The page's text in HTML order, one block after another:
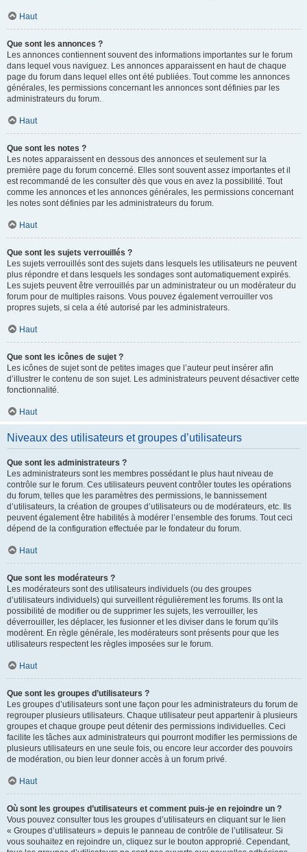
Haut
Que sont les annonces ?
Les annonces contiennent souvent des informations importantes sur le forum
dans lequel vous naviguez. Les annonces apparaissent en haut de chaque
page du forum dans lequel elles ont été publiées. Tout comme les annonces
générales, les permissions concernant les annonces sont définies par les
administrateurs du forum.
Haut
Que sont les notes ?
Les notes apparaissent en dessous des annonces et seulement sur la
première page du forum concerné. Elles sont souvent assez importantes et il
est recommandé de les consulter dès que vous en avez la possibilité. Tout
comme les annonces et les annonces générales, les permissions concernant
les notes sont définies par les administrateurs du forum.
Haut
Que sont les sujets verrouillés ?
Les sujets verrouillés sont des sujets dans lesquels les utilisateurs ne peuvent
plus répondre et dans lesquels les sondages sont automatiquement expirés.
Les sujets peuvent être verrouillés par un administrateur ou un modérateur du
forum pour de multiples raisons. Vous pouvez également verrouiller vos
propres sujets, si cela a été autorisé par les administrateurs.
Haut
Que sont les icônes de sujet ?
Les icônes de sujet sont de petites images que l’auteur peut insérer afin
d’illustrer le contenu de son sujet. Les administrateurs peuvent désactiver cette
fonctionnalité.
Haut
Niveaux des utilisateurs et groupes d’utilisateurs
Que sont les administrateurs ?
Les administrateurs sont les membres possédant le plus haut niveau de
contrôle sur le forum. Ces utilisateurs peuvent contrôler toutes les opérations
du forum, telles que les paramètres des permissions, le bannissement
d’utilisateurs, la création de groupes d’utilisateurs ou de modérateurs, etc. Ils
peuvent également être habilités à modérer l’ensemble des forums. Tout ceci
dépend de la configuration effectuée par le fondateur du forum.
Haut
Que sont les modérateurs ?
Les modérateurs sont des utilisateurs individuels (ou des groupes
d’utilisateurs individuels) qui surveillent régulièrement les forums. Ils ont la
possibilité de modifier ou de supprimer les sujets, les verrouiller, les
déverrouiller, les déplacer, les fusionner et les diviser dans le forum qu’ils
modèrent. En règle générale, les modérateurs sont présents pour que les
utilisateurs respectent les règles imposées sur le forum.
Haut
Que sont les groupes d’utilisateurs ?
Les groupes d’utilisateurs sont une façon pour les administrateurs du forum de
regrouper plusieurs utilisateurs. Chaque utilisateur peut appartenir à plusieurs
groupes et chaque groupe peut détenir des permissions individuelles. Ceci
facilite les tâches aux administrateurs qui pourront modifier les permissions de
plusieurs utilisateurs en une seule fois, ou encore leur accorder des pouvoirs
de modération, ou bien leur donner accès à un forum privé.
Haut
Où sont les groupes d’utilisateurs et comment puis-je en rejoindre un ?
Vous pouvez consulter tous les groupes d’utilisateurs en cliquant sur le lien
« Groupes d’utilisateurs » depuis le panneau de contrôle de l’utilisateur. Si
vous souhaitez en rejoindre un, cliquez sur le bouton approprié. Cependant,